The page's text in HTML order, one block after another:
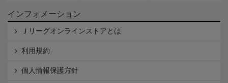
インフォメーション
Ｊリーグオンラインストアとは
利用規約
個人情報保護方針